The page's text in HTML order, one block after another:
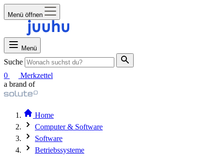
Menü öffnen
Menü
Suche
0
Merkzettel
a brand of
Home
Computer & Software
Software
Betriebssysteme